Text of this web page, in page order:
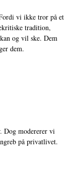
vi ikke tror på et
tradition,
og vil ske. Dem
dem.
Dog modererer vi
på privatlivet.